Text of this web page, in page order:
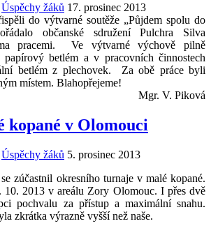
Úspěchy žáků 17. prosinec 2013
do výtvarné soutěže „Půjdem spolu do
občanské sdružení Pulchra Silva
pracemi. Ve výtvarné výchově pilně
betlém a v pracovních činnostech
betlém z plechovek. Za obě práce byli
místem. Blahopřejeme!
Mgr. V. Piková
kopané v Olomouci
Úspěchy žáků 5. prosinec 2013
zúčastnil okresního turnaje v malé kopané.
10. 2013 v areálu Zory Olomouc. I přes dvě
pochvalu za přístup a maximální snahu.
zkrátka výrazně vyšší než naše.